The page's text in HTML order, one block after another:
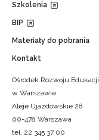
Szkolenia
BIP
Materiały do pobrania
Kontakt
Ośrodek Rozwoju Edukacji
w Warszawie
Aleje Ujazdowskie 28
00-478 Warszawa
tel. 22 345 37 00